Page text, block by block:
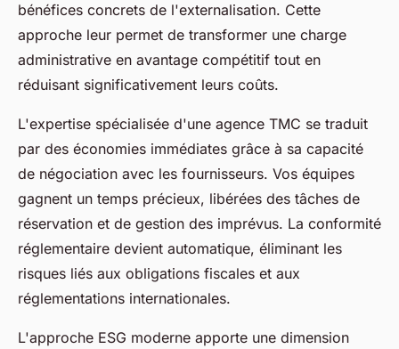
bénéfices concrets de l'externalisation. Cette
approche leur permet de transformer une charge
administrative en avantage compétitif tout en
réduisant significativement leurs coûts.
L'expertise spécialisée d'une agence TMC se traduit
par des économies immédiates grâce à sa capacité
de négociation avec les fournisseurs. Vos équipes
gagnent un temps précieux, libérées des tâches de
réservation et de gestion des imprévus. La conformité
réglementaire devient automatique, éliminant les
risques liés aux obligations fiscales et aux
réglementations internationales.
L'approche ESG moderne apporte une dimension